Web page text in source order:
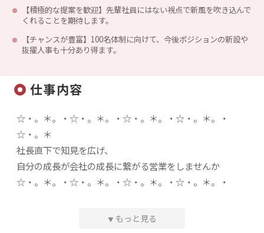
【積極的な提案を歓迎】先輩社員にはない視点で新風を吹き込んで
くれることを期待します。
【チャンスが豊富】100名体制に向けて、今後ポジションの新設や
抜擢人事も十分あり得ます。
仕事内容
☆・。＊。・☆・。＊。・☆・。＊。・☆・。＊。・
☆・。＊
社長直下で知見を広げ、
自分の成長が会社の成長に繋がる営業をしませんか
☆・。＊。・☆・。＊。・☆・。＊。・☆・。＊。・
▼ もっと見る